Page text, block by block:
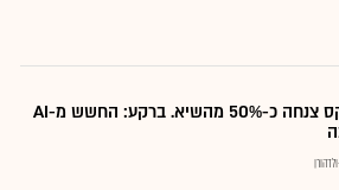
מניית אמדוקס צנחה כ-50% מהשיא. ברקע: החשש מ-AI